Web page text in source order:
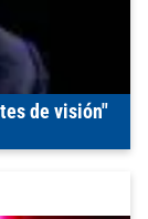
de visión"